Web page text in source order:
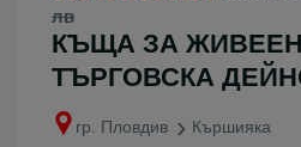
лв
КЪЩА ЗА
ТЪРГОВСКА
гр. Пловдив Кършияка